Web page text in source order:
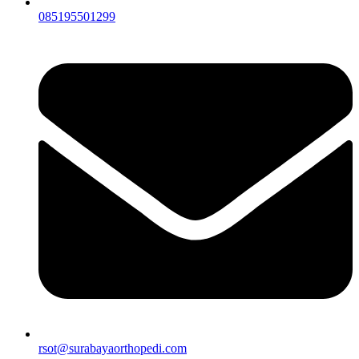
085195501299
rsot@surabayaorthopedi.com